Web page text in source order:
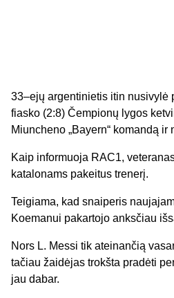
33–ejų argentinietis itin nusivylė
fiasko (2:8) Čempionų lygos
Miuncheno „Bayern“ komandą ir
Kaip informuoja RAC1,
katalonams pakeitus trenerį.
Teigiama, kad snaiperis
Koemanui pakartojo anksčiau
Nors L. Messi tik ateinančią
tačiau žaidėjas trokšta pradėti
jau dabar.